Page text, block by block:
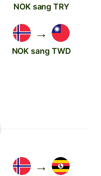
NOK sang TRY
→
NOK sang TWD
→